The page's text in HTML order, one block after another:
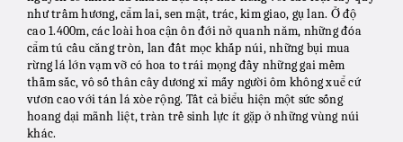
như trầm hương, cẩm lai, sen mật, trác, kim giao, gụ lan. Ở độ
cao 1.400m, các loài hoa cận ôn đới nở quanh năm, những đóa
cẩm tú cầu căng tròn, lan đất mọc khắp núi, những bụi mua
rừng lá lớn vạm vỡ có hoa to trái mọng đầy những gai mềm
thẫm sắc, vô số thân cây dương xỉ mấy người ôm không xuể cứ
vươn cao với tán lá xòe rộng. Tất cả biểu hiện một sức sống
hoang dại mãnh liệt, tràn trề sinh lực ít gặp ở những vùng núi
khác.